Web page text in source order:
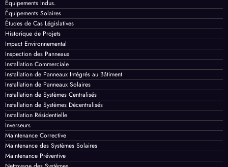
Équipements Indus.
Équipements Solaires
Études de Cas Législatives
Historique de Projets
Impact Environnemental
Inspection des Panneaux
Installation Commerciale
Installation de Panneaux Intégrés au Bâtiment
Installation de Panneaux Solaires
Installation de Systèmes Centralisés
Installation de Systèmes Décentralisés
Installation Résidentielle
Inverseurs
Maintenance Corrective
Maintenance des Systèmes Solaires
Maintenance Préventive